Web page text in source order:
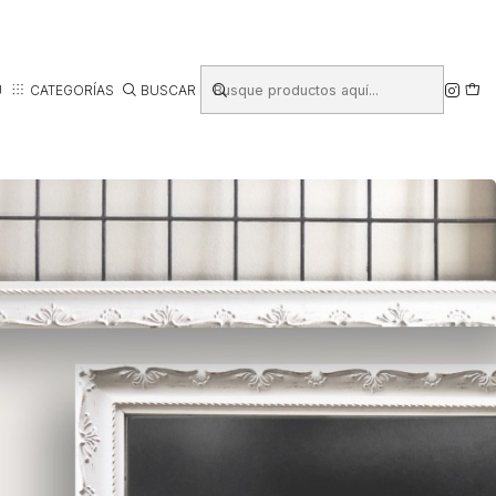
CATEGORÍAS BUSCAR